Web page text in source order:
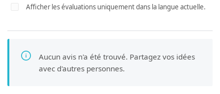
Afficher les évaluations uniquement dans la langue actuelle.
Aucun avis n'a été trouvé. Partagez vos idées
avec d'autres personnes.